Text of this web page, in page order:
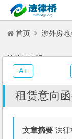
首页 涉外房地
法律效力吗(2006)
租赁意向
文章摘要 法律
A+